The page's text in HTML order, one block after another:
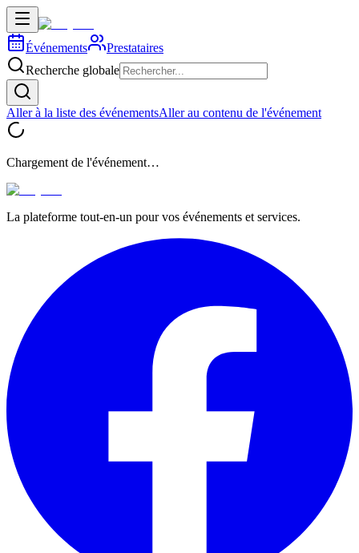
Événements
Prestataires
Recherche globale
Aller à la liste des événementsAller au contenu de l'événement
Chargement de l'événement…
La plateforme tout-en-un pour vos événements et services.